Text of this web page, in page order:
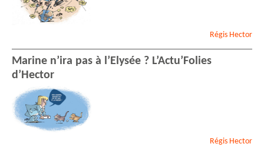
Régis Hector
Marine n’ira pas à l’Elysée ? L’Actu’Folies
d’Hector
Régis Hector